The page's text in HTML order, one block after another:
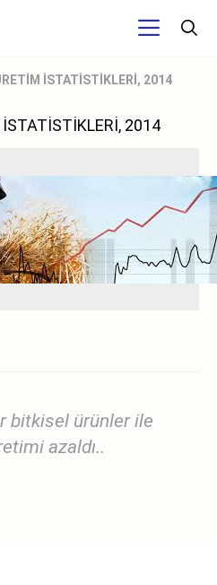
İSTATİSTİKLERİ, 2014
2014
bitkisel ürünler ile
azaldı..